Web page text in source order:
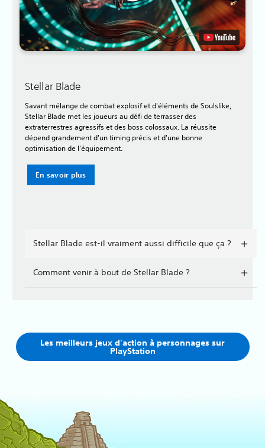
Stellar Blade
Savant mélange de combat explosif et d'éléments de Soulslike,
Stellar Blade met les joueurs au défi de terrasser des
extraterrestres agressifs et des boss colossaux. La réussite
dépend grandement d'un timing précis et d'une bonne
optimisation de l'équipement.
En savoir plus
Stellar Blade est-il vraiment aussi difficile que ça ?
Comment venir à bout de Stellar Blade ?
Les meilleurs jeux d'action à personnages sur
PlayStation